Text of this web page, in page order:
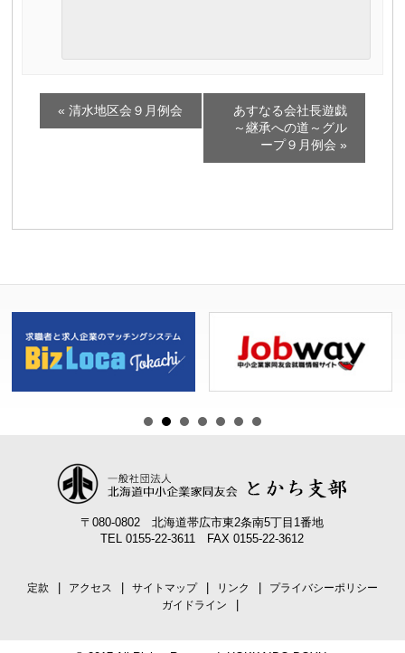
ベ
シ
ョ
ン
« 清水地区会９月例会
あすなる会社長遊戯
～継承への道～グル
ープ９月例会 »
〒080-0802 北海道帯広市東2条南5丁目1番地
TEL 0155-22-3611 FAX 0155-22-3612
定款 アクセス サイトマップ リンク
プライバシーポリシー
ガイドライン